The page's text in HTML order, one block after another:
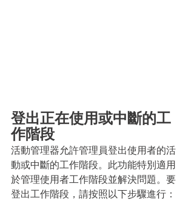
登出正在使用或中斷的工
作階段
活動管理器允許管理員登出使用者的活
動或中斷的工作階段。此功能特別適用
於管理使用者工作階段並解決問題。要
登出工作階段，請按照以下步驟進行：